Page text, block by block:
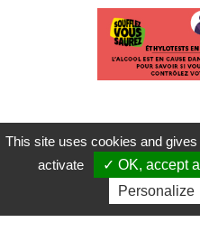
This site uses cookies and
activate
OK, accept all
Personalize